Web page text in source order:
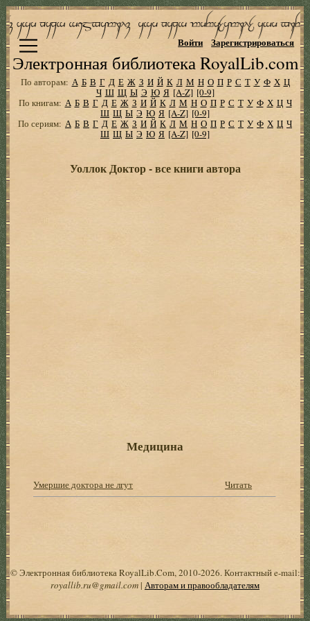
Электронная библиотека RoyalLib.com
Войти Зарегистрироваться
По авторам: А Б В Г Д Е Ж З И Й К Л М Н О П Р С Т У Ф Х Ц
Ч Ш Щ Ы Э Ю Я [A-Z] [0-9]
По книгам: А Б В Г Д Е Ж З И Й К Л М Н О П Р С Т У Ф Х Ц Ч
Ш Щ Ы Э Ю Я [A-Z] [0-9]
По сериям: А Б В Г Д Е Ж З И Й К Л М Н О П Р С Т У Ф Х Ц Ч
Ш Щ Ы Э Ю Я [A-Z] [0-9]
Уоллок Доктор - все книги автора
Медицина
Умершие доктора не лгут Читать
© Электронная библиотека RoyalLib.Com, 2010-2026. Контактный e-mail:
royallib.ru@gmail.com| Авторам и правообладателям